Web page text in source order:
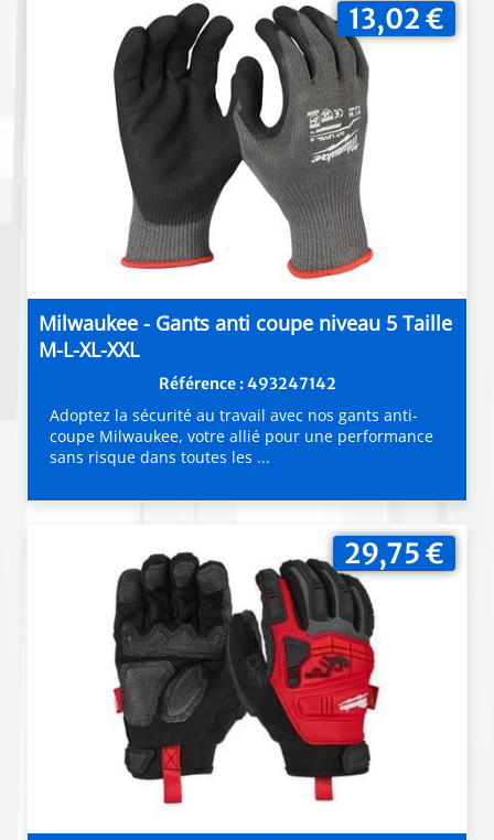
Milwaukee - Gants anti coupe niveau 5 Taille
M-L-XL-XXL
Référence : 493247142
13,02 €
Adoptez la sécurité au travail avec nos gants anti-
coupe Milwaukee, votre allié pour une performance
sans risque dans toutes les ...
29,75 €